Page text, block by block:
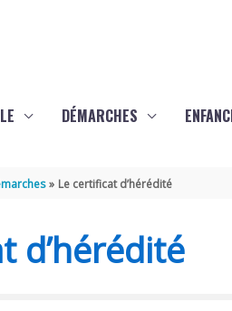
DÉMARCHES
Le certificat d’hérédité
d’hérédité